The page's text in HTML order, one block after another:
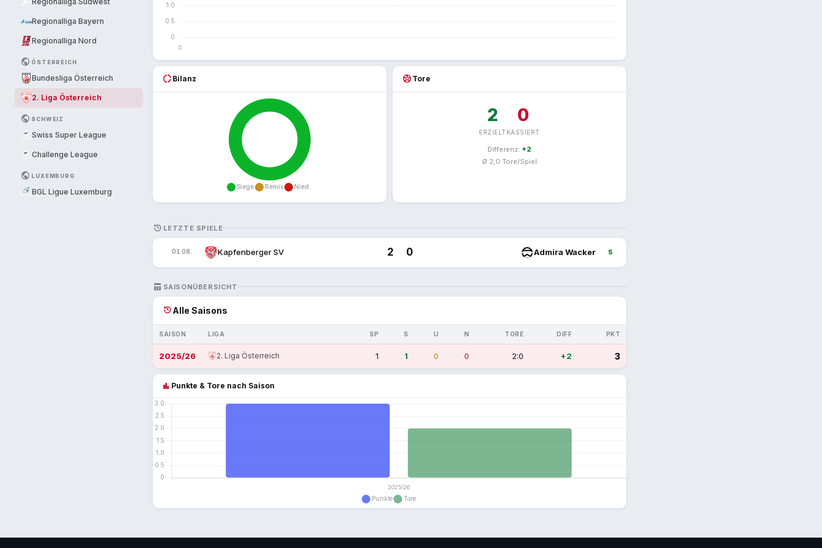
Regionalliga Bayern
Regionalliga Nord
PUBLIC ÖSTERREICH
Bundesliga Österreich
2. Liga Österreich
PUBLIC SCHWEIZ
Swiss Super League
Challenge League
PUBLIC LUXEMBURG
BGL Ligue Luxemburg
donut_large Bilanz sports_soccer Tore
2
ERZIELT
0
KASSIERT
Differenz: +2
Ø 2,0 Tore/Spiel
HISTORY LETZTE SPIELE
01.08. Kapfenberger SV 2 : 0 Admira Wacker S
TABLE_CHART SAISONÜBERSICHT
historyAlle Saisons
SAISON LIGA SP S U N TORE DIFF PKT
2025/26 2. Liga Österreich 1 1 0 0 2:0 +2 3
bar_chart Punkte & Tore nach Saison